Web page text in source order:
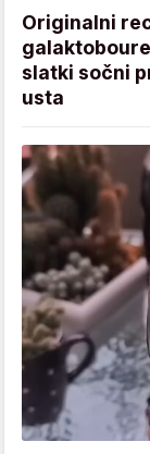
Originalni
slatki sočni
usta